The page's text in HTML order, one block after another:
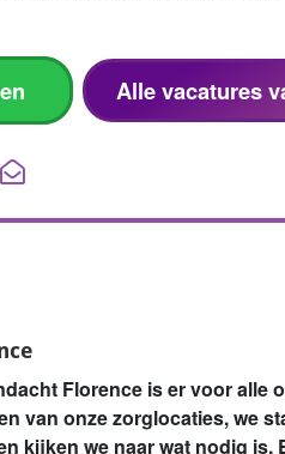
Alle vacatures
Florence is er voor alle
van onze zorglocaties, we
kijken we naar wat nodig is.